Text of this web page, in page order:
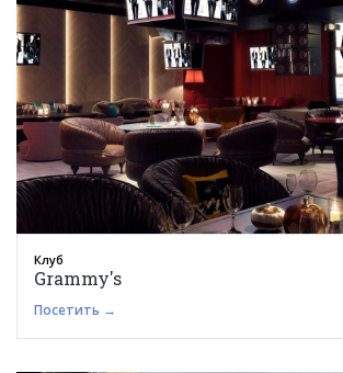
Клуб
Grammy's
Посетить →